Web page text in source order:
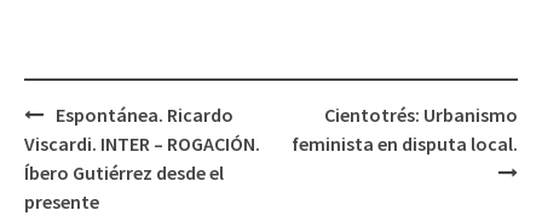
Navegación
de
entradas
Espontánea. Ricardo
Viscardi. INTER – ROGACIÓN.
Íbero Gutiérrez desde el
presente
Cientotrés: Urbanismo
feminista en disputa local.